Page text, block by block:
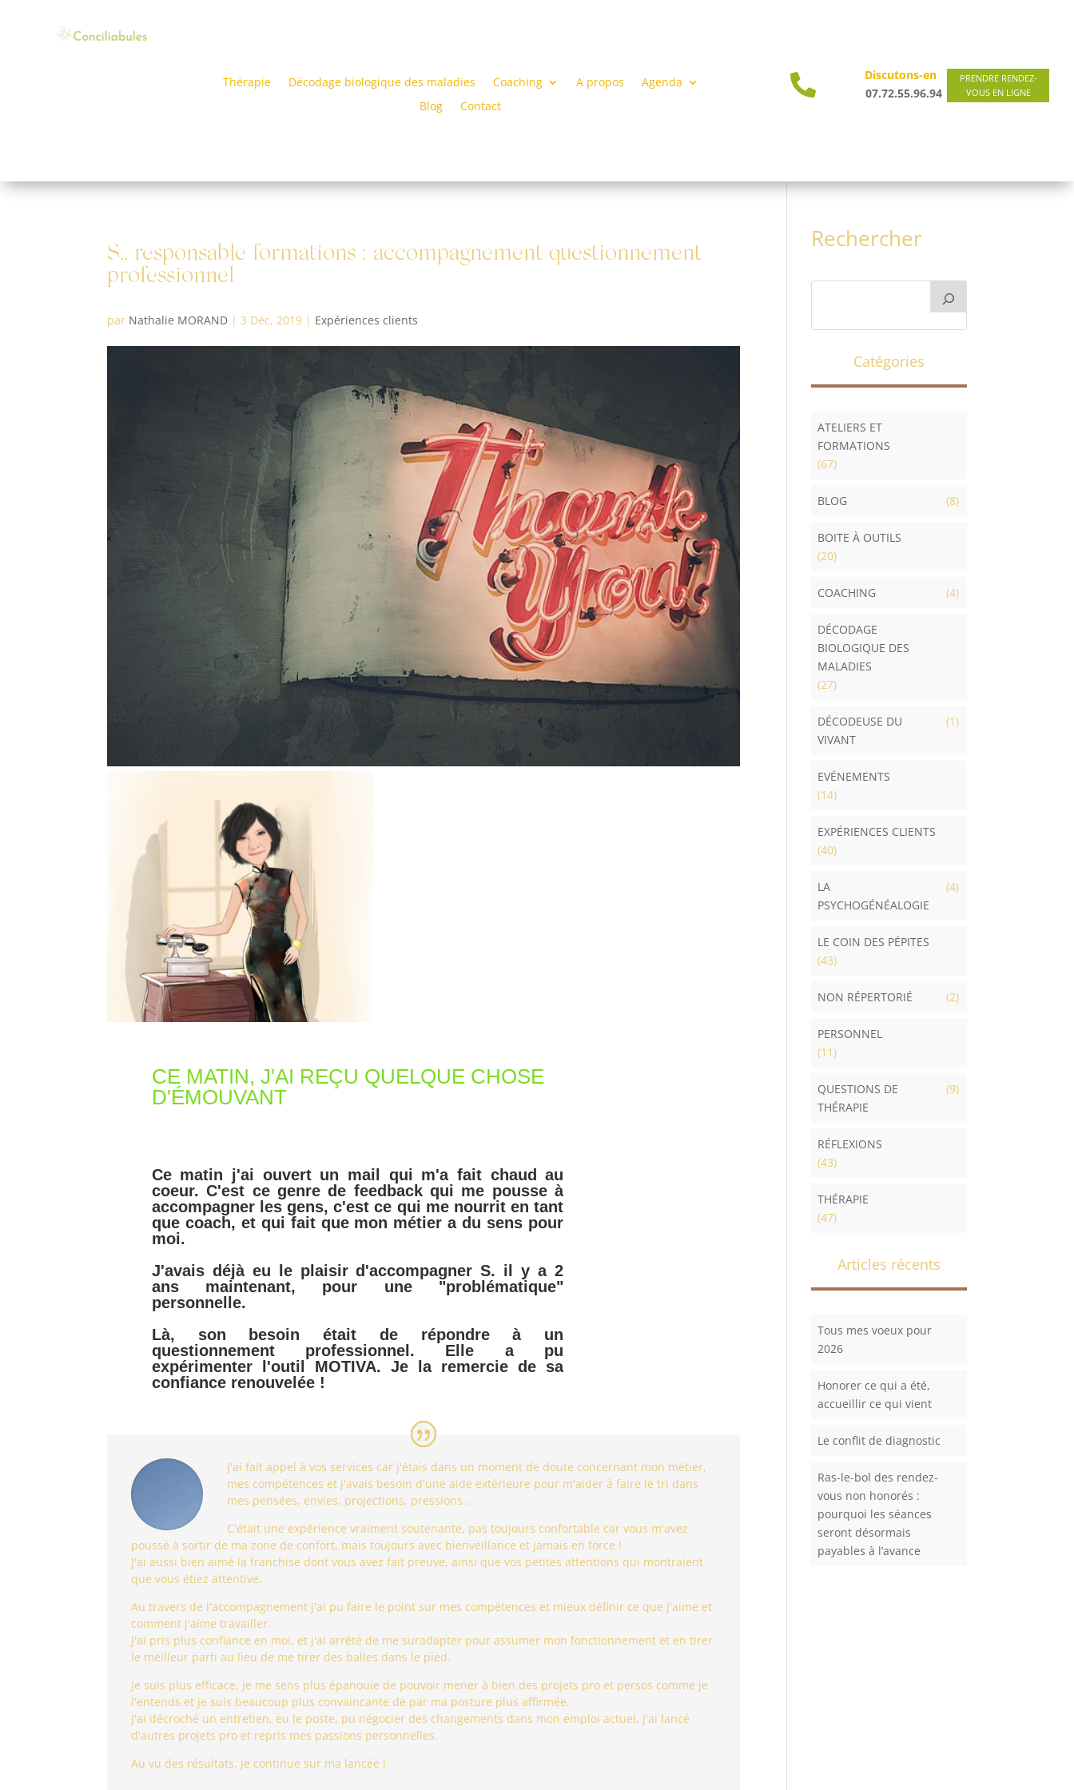
Thérapie Décodage biologique des maladies Coaching A propos
Agenda
Blog
Contact

Discutons-en
07.72.55.96.94
PRENDRE RENDEZ-
VOUS EN LIGNE
S., responsable formations : accompagnement questionnement
professionnel
par Nathalie MORAND |3 Déc, 2019 | Expériences clients
CE MATIN, J'AI REÇU QUELQUE CHOSE
D'ÉMOUVANT
Ce matin j'ai ouvert un mail qui m'a fait chaud au
coeur. C'est ce genre de feedback qui me pousse à
accompagner les gens, c'est ce qui me nourrit en tant
que coach, et qui fait que mon métier a du sens pour
moi.
J'avais déjà eu le plaisir d'accompagner S. il y a 2
ans maintenant, pour une "problématique"
personnelle.
Là, son besoin était de répondre à un
questionnement professionnel. Elle a pu
expérimenter l'outil MOTIVA. Je la remercie de sa
confiance renouvelée !
J'ai fait appel à vos services car j'étais dans un moment de doute concernant mon métier,
mes compétences et j'avais besoin d'une aide extérieure pour m'aider à faire le tri dans
mes pensées, envies, projections, pressions..
C'était une expérience vraiment soutenante, pas toujours confortable car vous m'avez
poussé à sortir de ma zone de confort, mais toujours avec bienveillance et jamais en force !
J'ai aussi bien aimé la franchise dont vous avez fait preuve, ainsi que vos petites attentions qui montraient
que vous étiez attentive.
Au travers de l'accompagnement j'ai pu faire le point sur mes compétences et mieux définir ce que j'aime et
comment j'aime travailler.
J'ai pris plus confiance en moi, et j'ai arrêté de me suradapter pour assumer mon fonctionnement et en tirer
le meilleur parti au lieu de me tirer des balles dans le pied.
Je suis plus efficace, je me sens plus épanouie de pouvoir mener à bien des projets pro et persos comme je
l'entends et je suis beaucoup plus convaincante de par ma posture plus affirmée.
J'ai décroché un entretien, eu le poste, pu négocier des changements dans mon emploi actuel, j'ai lancé
d'autres projets pro et repris mes passions personnelles.
Au vu des résultats, je continue sur ma lancée !
Rechercher
Catégories
ATELIERS ET
FORMATIONS
(67)
BLOG (8)
BOITE À OUTILS
(20)
COACHING (4)
DÉCODAGE
BIOLOGIQUE DES
MALADIES
(27)
DÉCODEUSE DU
VIVANT
(1)
EVÉNEMENTS
(14)
EXPÉRIENCES CLIENTS
(40)
LA
PSYCHOGÉNÉALOGIE
(4)
LE COIN DES PÉPITES
(43)
NON RÉPERTORIÉ (2)
PERSONNEL
(11)
QUESTIONS DE
THÉRAPIE
(9)
RÉFLEXIONS
(43)
THÉRAPIE
(47)
Articles récents
Tous mes voeux pour
2026
Honorer ce qui a été,
accueillir ce qui vient
Le conflit de diagnostic
Ras-le-bol des rendez-
vous non honorés :
pourquoi les séances
seront désormais
payables à l’avance